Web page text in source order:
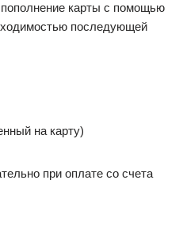
карты с помощью
последующей
на карту)
при оплате со счета